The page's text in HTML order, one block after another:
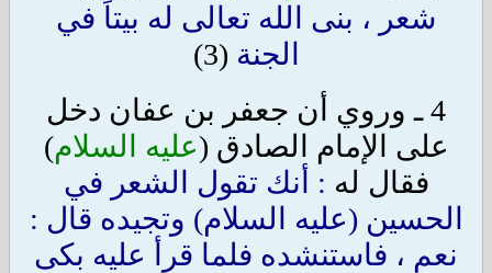
شعر ، بنى الله تعالى له بيتاً في
الجنة (3)
4 ـ وروي أن جعفر بن عفان دخل
على الإمام الصادق (عليه السلام)
فقال له : أنك تقول الشعر في
الحسين (عليه السلام) وتجيده قال :
نعم ، فاستنشده فلما قرأ عليه بكى